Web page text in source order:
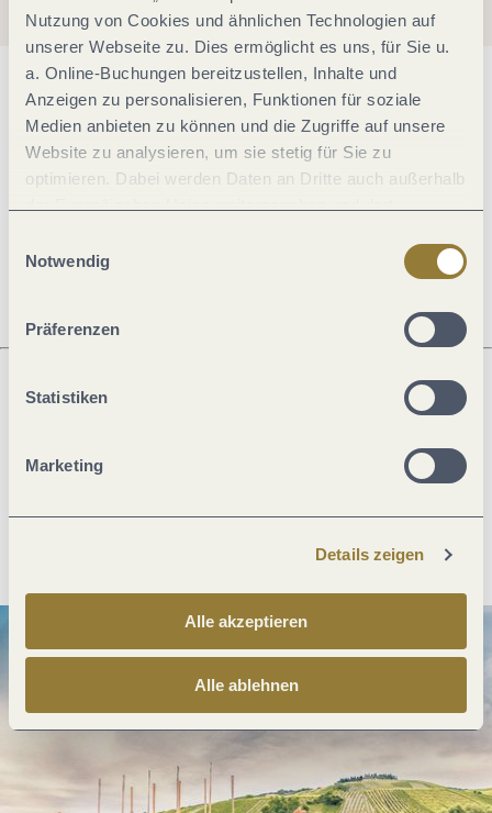
Nutzung von Cookies und ähnlichen Technologien auf
unserer Webseite zu. Dies ermöglicht es uns, für Sie u.
a. Online-Buchungen bereitzustellen, Inhalte und
Anzeigen zu personalisieren, Funktionen für soziale
Medien anbieten zu können und die Zugriffe auf unsere
Website zu analysieren, um sie stetig für Sie zu
optimieren. Dabei werden Daten an Dritte auch außerhalb
jederzeit widerrufen werden. Mit der Auswahl "Alle
ablehnen" kann es zu Beeinträchtigungen in der Nutzung
Notwendig
Präferenzen
Statistiken
Marketing
Details zeigen
Alle akzeptieren
Alle ablehnen
Allgemeine Informationen
Öffnungszeiten
Ruhetage